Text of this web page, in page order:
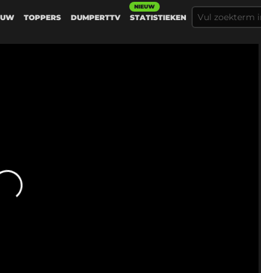
TOPPERS DUMPERTTV STATISTIEKEN
NIEUW